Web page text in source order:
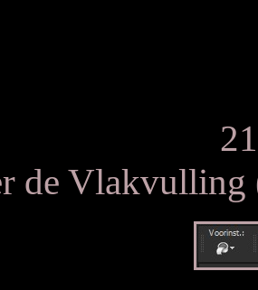
de Vlakvulling